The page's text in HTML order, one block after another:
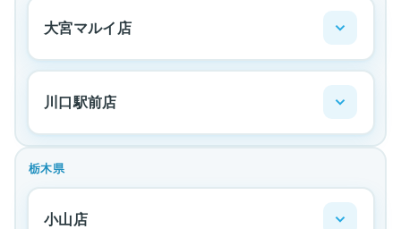
大宮マルイ店
川口駅前店
栃木県
小山店